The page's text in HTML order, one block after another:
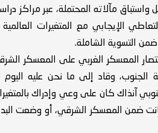
مآلاته المحتملة، عبر مراكز
الإيجابي مع المتغيرات العالمية
التسوية الشاملة.
المعسكر الغربي على المعسكر
وقاد إلى ما نحن عليه
آنذاك كان على وعي وإدراك
ضمن المعسكر الشرقي، أو وضعت البدائل